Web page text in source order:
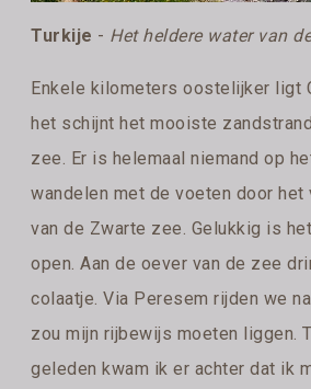
Turkije - Het heldere water van
Enkele kilometers oostelijker ligt
het schijnt het mooiste
zee. Er is helemaal niemand op
wandelen met de voeten door het
van de Zwarte zee. Gelukkig is
open. Aan de oever van de zee
colaatje. Via Peresem rijden we
zou mijn rijbewijs moeten liggen.
geleden kwam ik er achter dat ik